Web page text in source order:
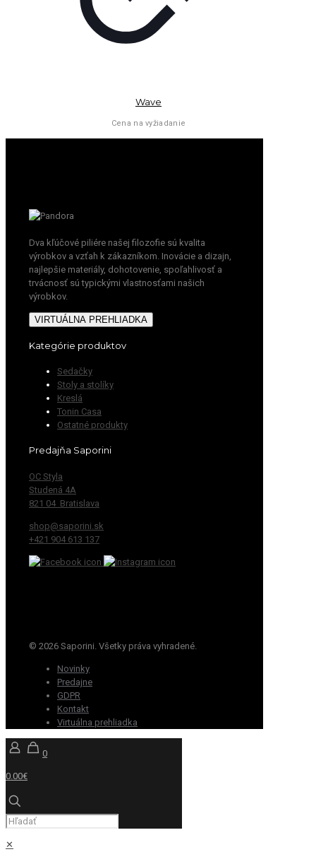
Wave
Cena na vyžiadanie
Dva kľúčové piliére našej filozofie sú kvalita
výrobkov a vzťah k zákazníkom. Inovácie a dizajn,
najlepšie materiály, dohotovenie, spoľahlivosť a
trvácnosť sú typickými vlastnosťami našich
výrobkov.
VIRTUÁLNA PREHLIADKA
Kategórie produktov
Sedačky
Stoly a stolíky
Kreslá
Tonin Casa
Ostatné produkty
Predajňa Saporini
OC Styla
Studená 4A
821 04 Bratislava
shop@saporini.sk
+421 904 613 137
© 2026 Saporini. Všetky práva vyhradené.
Novinky
Predajne
GDPR
Kontakt
Virtuálna prehliadka
0
0.00€
✕